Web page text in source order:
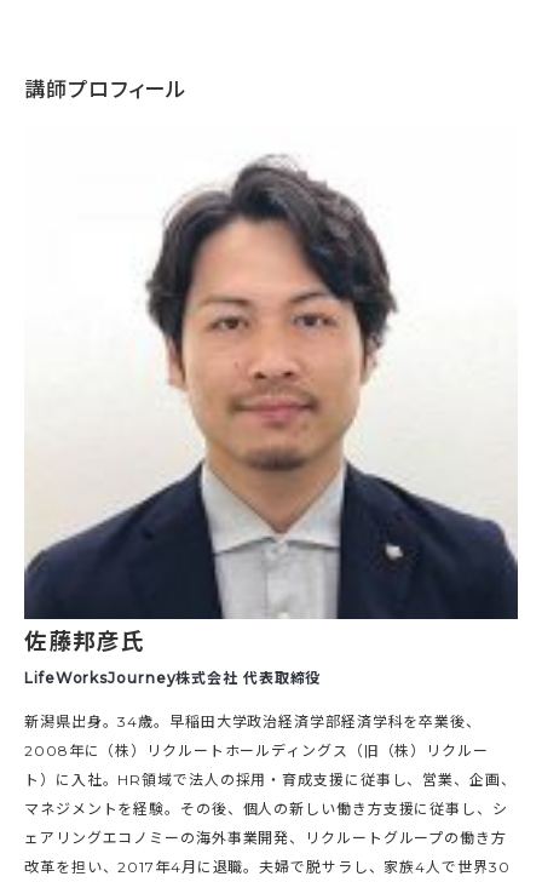
講師プロフィール
佐藤邦彦氏
LifeWorksJourney株式会社 代表取締役
新潟県出身。34歳。早稲田大学政治経済学部経済学科を卒業後、
2008年に（株）リクルートホールディングス（旧（株）リクルー
ト）に入社。HR領域で法人の採用・育成支援に従事し、営業、企画、
マネジメントを経験。その後、個人の新しい働き方支援に従事し、シ
ェアリングエコノミーの海外事業開発、リクルートグループの働き方
改革を担い、2017年4月に退職。夫婦で脱サラし、家族4人で世界30